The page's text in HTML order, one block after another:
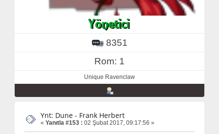
8351
Rom: 1
Unique Ravenclaw
Ynt: Dune - Frank Herbert
« Yanıtla #153 : 02 Şubat 2017, 09:17:56 »